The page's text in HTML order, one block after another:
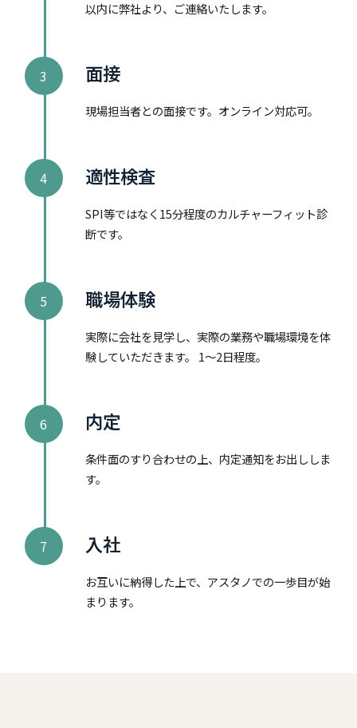
以内に弊社より、ご連絡いたします。
3 面接
現場担当者との面接です。オンライン対応可。
4 適性検査
SPI等ではなく15分程度のカルチャーフィット診
断です。
5 職場体験
実際に会社を見学し、実際の業務や職場環境を体
験していただきます。 1〜2日程度。
6 内定
条件面のすり合わせの上、内定通知をお出ししま
す。
7 入社
お互いに納得した上で、アスタノでの一歩目が始
まります。